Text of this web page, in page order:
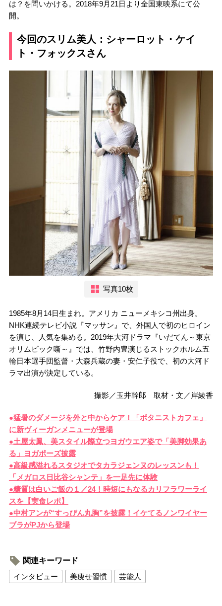
は？を問いかける。2018年9月21日より全国東映系にて公
開。
今回のスリム美人：シャーロット・ケイ
ト・フォックスさん
写真10枚
1985年8月14日生まれ。アメリカ ニューメキシコ州出身。
NHK連続テレビ小説『マッサン』で、外国人で初のヒロイン
を演じ、人気を集める。2019年大河ドラマ『いだてん～東京
オリムピック噺～』では、竹野内豊演じるストックホルム五
輪日本選手団監督・大森兵蔵の妻・安仁子役で、初の大河ド
ラマ出演が決定している。
撮影／玉井幹郎 取材・文／岸綾香
●猛暑のダメージを外と中からケア！「ボタニストカフェ」
に新ヴィーガンメニューが登場
●土屋太鳳、美スタイル際立つヨガウエア姿で「美脚効果あ
る」ヨガポーズ披露
●高級感溢れるスタジオでタカラジェンヌのレッスンも！
「メガロス日比谷シャンテ」を一足先に体験
●糖質は白いご飯の１／24！時短にもなるカリフラワーライ
スを【実食レポ】
●中村アンが“すっぴん丸胸”を披露！イケてるノンワイヤー
ブラがPJから登場
関連キーワード
インタビュー
美痩せ習慣 芸能人